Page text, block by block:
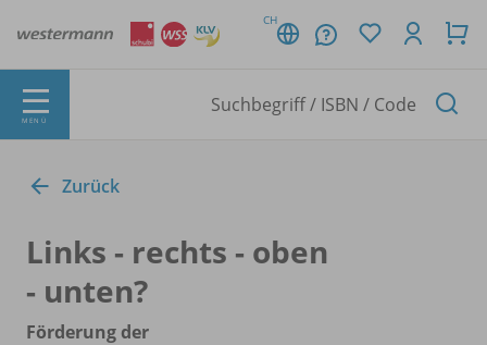
CH
MENÜ
Zurück
Links - rechts - oben
- unten?
Förderung der